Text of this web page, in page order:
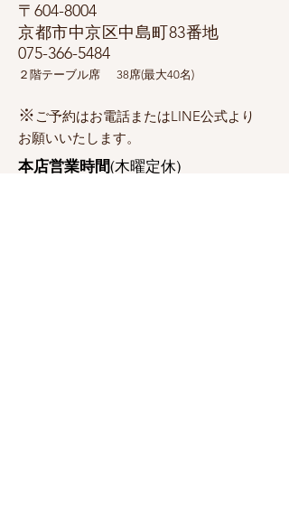
〒604-8004
京都市中京区中島町83番地
​075-366-5484
２ 階テーブル席 38席(最大40名)
※ ご予約はお電話またはLINE公式より
お願いいたします。
本店営業時間(木曜定休)